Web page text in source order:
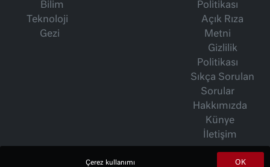
Bilim
Teknoloji
Gezi
Politikası
Açık Rıza
Metni
Gizlilik
Politikası
Sıkça Sorulan
Sorular
Hakkımızda
Künye
İletişim
OK
Çerez kullanımı